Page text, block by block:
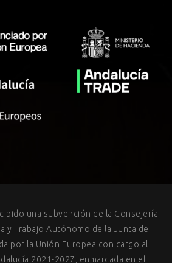
una subvención de la Consejería
y Trabajo Autónomo de la Junta de
por la Unión Europea con cargo al
2021-2027, enmarcada en el